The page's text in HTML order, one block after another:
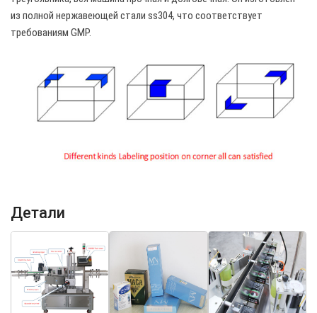
из полной нержавеющей стали ss304, что соответствует
требованиям GMP.
Детали